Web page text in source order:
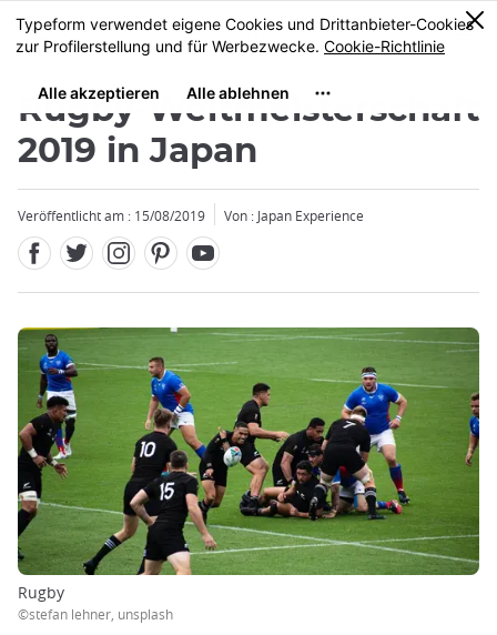
Größe
MENU
0
Rugby-Weltmeisterschaft
2019 in Japan
Veröffentlicht am : 15/08/2019 Von : Japan Experience
Rugby
©stefan lehner, unsplash